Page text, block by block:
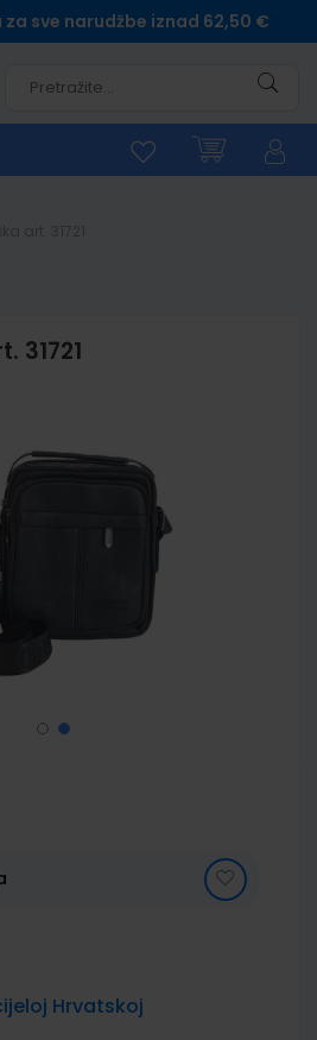
sve narudžbe iznad 62,50 €
31721
Hrvatskoj